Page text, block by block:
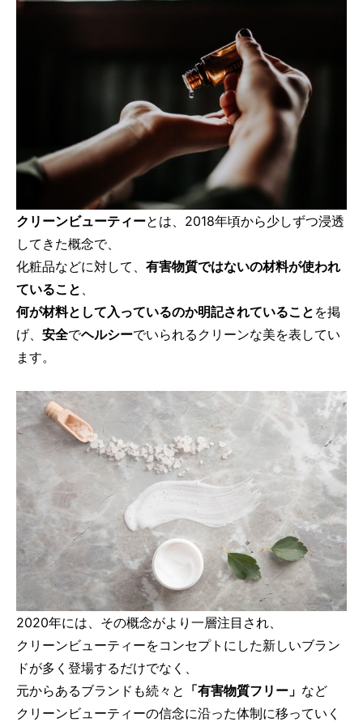
クリーンビューティーとは、2018年頃から少しずつ浸透
してきた概念で、
化粧品などに対して、 有害物質ではないの材料が使われ
ていること
何が材料として入っているのか明記されていること を掲
げ、 安全でヘルシーでいられるクリーンな美を表してい
ます。
2020年には、その概念がより一層注目され、
クリーンビューティーをコンセプトにした新しいブラン
ドが多く登場するだけでなく、
元からあるブランドも続々と 「有害物質フリー」 など
クリーンビューティーの信念に沿った体制に移っていく